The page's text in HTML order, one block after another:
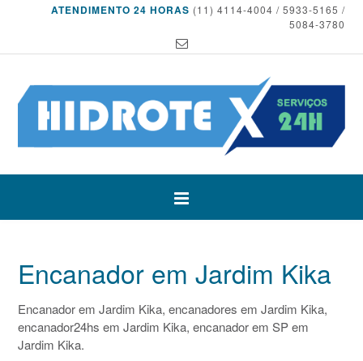
ATENDIMENTO 24 HORAS (11) 4114-4004 / 5933-5165 /
5084-3780
Encanador em Jardim Kika
Encanador em Jardim Kika, encanadores em Jardim Kika,
encanador24hs em Jardim Kika, encanador em SP em
Jardim Kika.